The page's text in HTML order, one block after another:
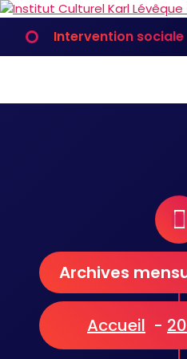
Aller
contenu
Intervention sociale
Institut
Accueil -